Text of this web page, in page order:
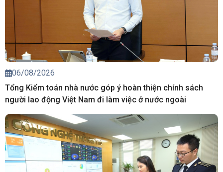
06/08/2026
Tổng Kiểm toán nhà nước góp ý hoàn thiện chính sách
người lao động Việt Nam đi làm việc ở nước ngoài